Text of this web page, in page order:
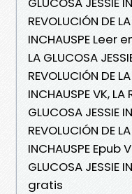
REVOLUCIÓN DE
INCHAUSPE Leer
LA GLUCOSA
REVOLUCIÓN DE
INCHAUSPE VK, LA
GLUCOSA JESSIE
REVOLUCIÓN DE
INCHAUSPE Epub
GLUCOSA JESSIE
gratis